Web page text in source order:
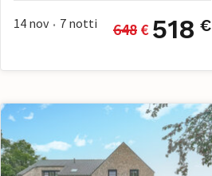
14 nov • 7 notti 648 € 518 €